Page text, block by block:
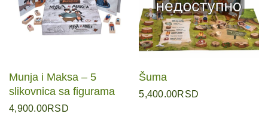
Munja i Maksa – 5
slikovnica sa figurama
4,900.00RSD
Šuma
5,400.00RSD